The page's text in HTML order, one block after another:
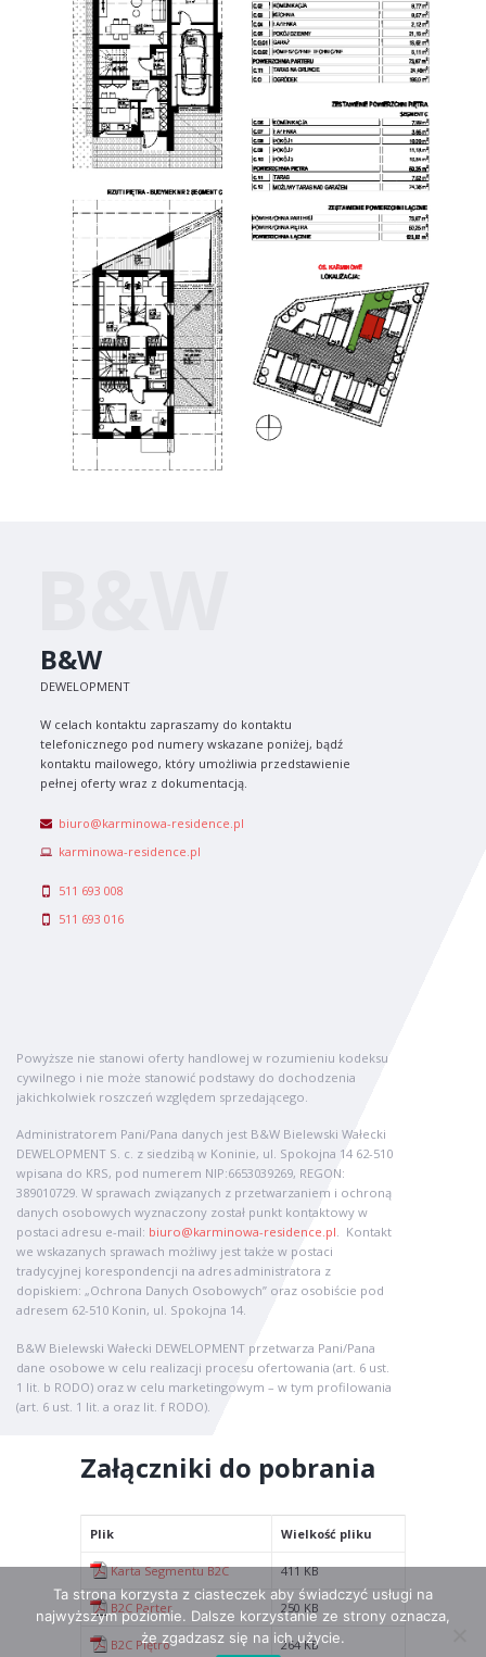
B&W
DEWELOPMENT
W celach kontaktu zapraszamy do kontaktu
telefonicznego pod numery wskazane poniżej, bądź
kontaktu mailowego, który umożliwia przedstawienie
pełnej oferty wraz z dokumentacją.
biuro@karminowa-residence.pl
karminowa-residence.pl
511 693 008
511 693 016
Powyższe nie stanowi oferty handlowej w rozumieniu kodeksu
cywilnego i nie może stanowić podstawy do dochodzenia
jakichkolwiek roszczeń względem sprzedającego.
Administratorem Pani/Pana danych jest B&W Bielewski Wałecki
DEWELOPMENT S. c. z siedzibą w Koninie, ul. Spokojna 14 62-510
wpisana do KRS, pod numerem NIP:6653039269, REGON:
389010729. W sprawach związanych z przetwarzaniem i ochroną
danych osobowych wyznaczony został punkt kontaktowy w
postaci adresu e-mail: biuro@karminowa-residence.pl. Kontakt
we wskazanych sprawach możliwy jest także w postaci
tradycyjnej korespondencji na adres administratora z
dopiskiem: „Ochrona Danych Osobowych” oraz osobiście pod
adresem 62-510 Konin, ul. Spokojna 14.
B&W Bielewski Wałecki DEWELOPMENT przetwarza Pani/Pana
dane osobowe w celu realizacji procesu ofertowania (art. 6 ust.
1 lit. b RODO) oraz w celu marketingowym – w tym profilowania
(art. 6 ust. 1 lit. a oraz lit. f RODO).
Załączniki do pobrania
Plik Wielkość pliku
Karta Segmentu B2C 411 KB
B2C Parter 250 KB
B2C Piętro 264 KB
Ta strona korzysta z ciasteczek aby świadczyć usługi na
najwyższym poziomie. Dalsze korzystanie ze strony oznacza,
że zgadzasz się na ich użycie.